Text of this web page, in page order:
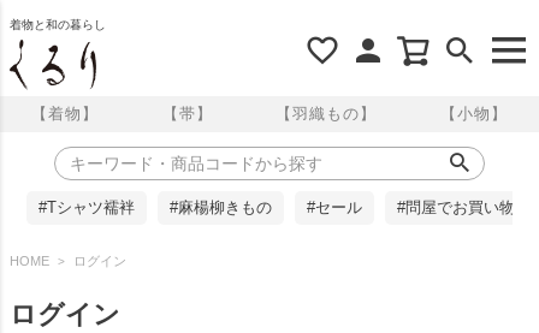
着物と和の暮らし
【着物】 【帯】 【羽織もの】 【小物】
#Tシャツ襦袢 #麻楊柳きもの #セール #問屋でお買い物
HOME ログイン
ログイン